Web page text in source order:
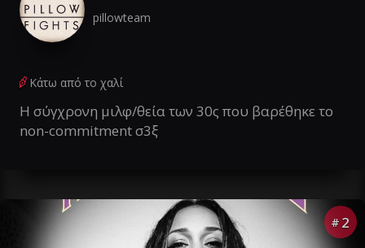
pillowteam
Κάτω από το χαλί
Η σύγχρονη μιλφ/θεία των 30ς που βαρέθηκε το
non-commitment σ3ξ
# 2